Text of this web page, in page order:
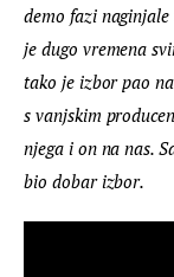
demo fazi
je dugo vremena
tako je izbor pao
s vanjskim
njega i on na nas.
bio dobar izbor.